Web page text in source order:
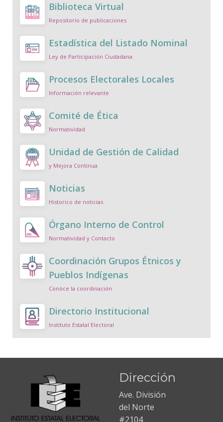
Biblioteca Virtual
Repositorio de publicaciones
Estadística del Listado Nominal
Ley de Participación Ciudadana
Procesos Electorales Locales
Información relevante
Comité de Ética
Normatividad
Unidad de Gestión de Calidad
y Mejora Continua
Noticias
Historico de noticias
Órgano Interno de Control
Normatividad y Contacto
Coordinación Grupos Étnicos y
Pueblos Indígenas
Conóce la coordinación
Directorio Institucional
Instituto Estatal Electoral
Dirección
Ave. División
del Norte
#2104